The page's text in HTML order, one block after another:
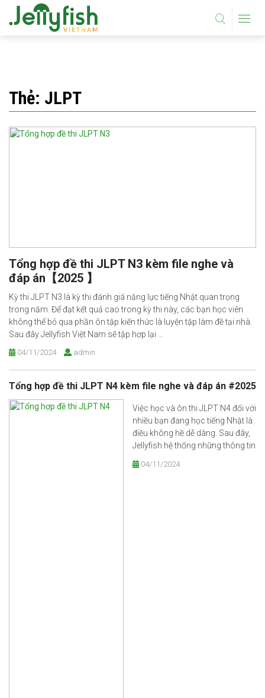
Thẻ: JLPT
Tổng hợp đề thi JLPT N3 kèm file nghe và
đáp án【2025 】
Kỳ thi JLPT N3 là kỳ thi đánh giá năng lực tiếng Nhật quan trọng
trong năm. Để đạt kết quả cao trong kỳ thi này, các bạn học viên
không thể bỏ qua phần ôn tập kiến thức là luyện tập làm đề tại nhà.
Sau đây Jellyfish Việt Nam sẽ tập hợp lại ...
04/11/2024 admin
Tổng hợp đề thi JLPT N4 kèm file nghe và đáp án #2025
Việc học và ôn thi JLPT N4 đối với
nhiều bạn đang học tiếng Nhật là
điều không hề dễ dàng. Sau đây,
Jellyfish hệ thống những thông tin
kiến thức ôn tập và tổng hợp một
04/11/2024